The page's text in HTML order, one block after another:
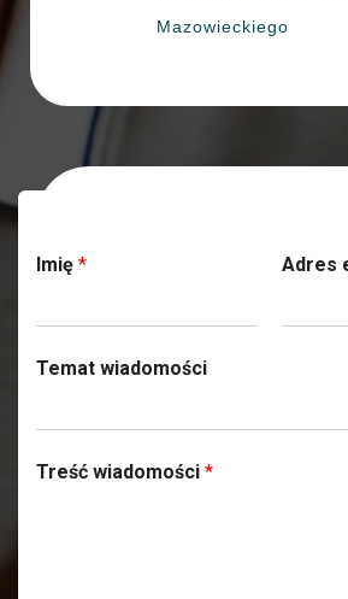
Mazowieckiego
Imię * Adres
Temat wiadomości
Treść wiadomości *